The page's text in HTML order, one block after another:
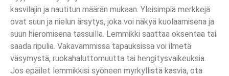
kasvilajin ja nautitun määrän mukaan. Yleisimpiä merkkejä
ovat suun ja nielun ärsytys, joka voi näkyä kuolaamisena ja
suun hieromisena tassuilla. Lemmikki saattaa oksentaa tai
saada ripulia. Vakavammissa tapauksissa voi ilmetä
väsymystä, ruokahaluttomuutta tai hengitysvaikeuksia.
Jos epäilet lemmikkisi syöneen myrkyllistä kasvia, ota